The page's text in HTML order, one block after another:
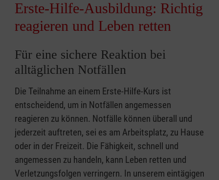
Erste-Hilfe-Ausbildung: Richtig
reagieren und Leben retten
Für eine sichere Reaktion bei
alltäglichen Notfällen
Die Teilnahme an einem Erste-Hilfe-Kurs ist
entscheidend, um in Notfällen angemessen
reagieren zu können. Notfälle können überall und
jederzeit auftreten, sei es am Arbeitsplatz, zu Hause
oder in der Freizeit. Die Fähigkeit, schnell und
angemessen zu handeln, kann Leben retten und
Verletzungsfolgen verringern. In unserem eintägigen